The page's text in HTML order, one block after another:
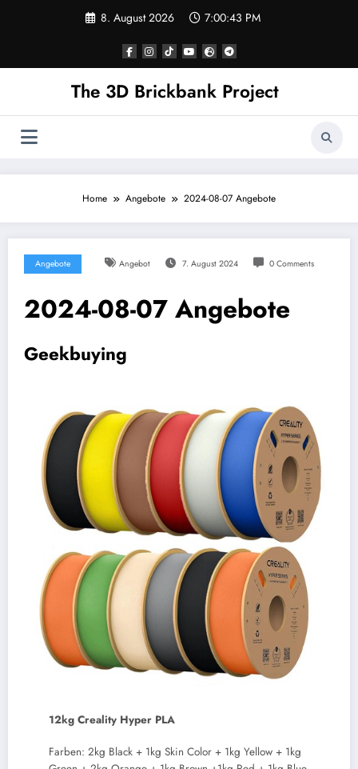
8. August 2026 7:00:43 PM
The 3D Brickbank Project
Home Angebote 2024-08-07 Angebote
Angebote Angebot 7. August 2024 0 Comments
2024-08-07 Angebote
Geekbuying
12kg Creality Hyper PLA
Farben: 2kg Black + 1kg Skin Color + 1kg Yellow + 1kg